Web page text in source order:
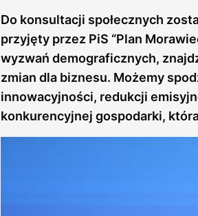
Do konsultacji społecznych
przyjęty przez PiS “Plan
wyzwań demograficznych,
zmian dla biznesu. Możemy
innowacyjności, redukcji
konkurencyjnej gospodarki,